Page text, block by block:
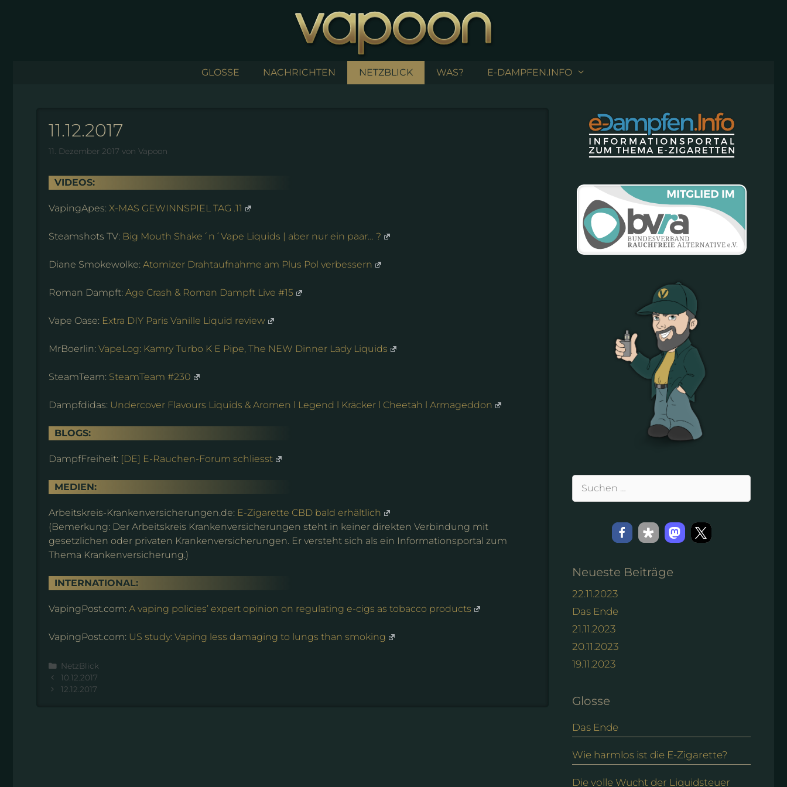
GLOSSE NACHRICHTEN NETZBLICK WAS? E-DAMPFEN.INFO
11.12.2017
11. Dezember 2017 von Vapoon
VIDEOS:
VapingApes: X-MAS GEWINNSPIEL TAG .11
Steamshots TV: Big Mouth Shake´n´Vape Liquids | aber nur ein paar… ?
Diane Smokewolke: Atomizer Drahtaufnahme am Plus Pol verbessern
Roman Dampft: Age Crash & Roman Dampft Live #15
Vape Oase: Extra DIY Paris Vanille Liquid review
MrBoerlin: VapeLog: Kamry Turbo K E Pipe, The NEW Dinner Lady Liquids
SteamTeam: SteamTeam #230
Dampfdidas: Undercover Flavours Liquids & Aromen l Legend l Kräcker l Cheetah l Armageddon
BLOGS:
DampfFreiheit: [DE] E-Rauchen-Forum schliesst
MEDIEN:
Arbeitskreis-Krankenversicherungen.de: E-Zigarette CBD bald erhältlich
(Bemerkung: Der Arbeitskreis Krankenversicherungen steht in keiner direkten Verbindung mit
gesetzlichen oder privaten Krankenversicherungen. Er versteht sich als ein Informationsportal zum
Thema Krankenversicherung.)
INTERNATIONAL:
VapingPost.com: A vaping policies’ expert opinion on regulating e-cigs as tobacco products
VapingPost.com: US study: Vaping less damaging to lungs than smoking
Kategorien
NetzBlick
10.12.2017
12.12.2017
Suchen
Neueste Beiträge
22.11.2023
Das Ende
21.11.2023
20.11.2023
19.11.2023
Glosse
Das Ende
Wie harmlos ist die E-Zigarette?
Die volle Wucht der Liquidsteuer